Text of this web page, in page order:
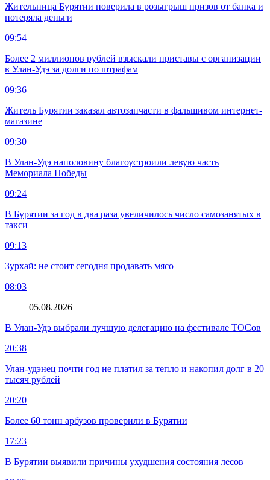
Жительница Бурятии поверила в розыгрыш призов от банка и
потеряла деньги
09:54
Более 2 миллионов рублей взыскали приставы с организации
в Улан-Удэ за долги по штрафам
09:36
Житель Бурятии заказал автозапчасти в фальшивом интернет-
магазине
09:30
В Улан-Удэ наполовину благоустроили левую часть
Мемориала Победы
09:24
В Бурятии за год в два раза увеличилось число самозанятых в
такси
09:13
Зурхай: не стоит сегодня продавать мясо
08:03
05.08.2026
В Улан-Удэ выбрали лучшую делегацию на фестивале ТОСов
20:38
Улан-удэнец почти год не платил за тепло и накопил долг в 20
тысяч рублей
20:20
Более 60 тонн арбузов проверили в Бурятии
17:23
В Бурятии выявили причины ухудшения состояния лесов